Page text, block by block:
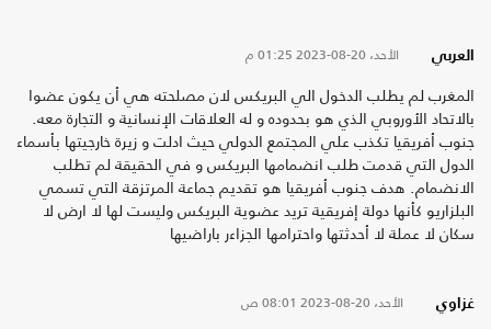
العربي الأحد، 20-08-2023 01:25 م
المغرب لم يطلب الدخول الي البريكس لان مصلحته هي أن يكون عضوا
بالاتحاد الأوروبي الذي هو بحدوده و له العلاقات الإنسانية و التجارة معه.
جنوب أفريقيا تكذب علي المجتمع الدولي حيث ادلت و زيرة خارجيتها بأسماء
الدول التي قدمت طلب انضمامها البريكس و في الحقيقة لم تطلب
الانضمام. هدف جنوب أفريقيا هو تقديم جماعة المرتزقة التي تسمي
البلزاريو كأنها دولة إفريقية تريد عضوية البريكس وليست لها لا ارض لا
سكان لا عملة لا أحدثتها واحترامها الجزاءر باراضيها
غزاوي الأحد، 20-08-2023 08:01 ص